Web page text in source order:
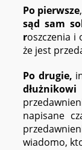
Po pierwsze
sąd sam
roszczenia i
że jest
Po drugie,
dłużnikowi
napisane
wiadomo,